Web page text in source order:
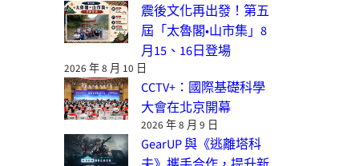
震後文化再出發！第五
屆「太魯閣•山市集」8
月15、16日登場
2026 年 8 月 10 日
CCTV+：國際基礎科學
大會在北京開幕
2026 年 8 月 9 日
GearUP 與《逃離塔科